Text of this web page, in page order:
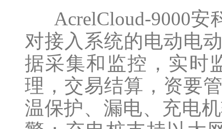
AcrelCloud-9000安
对接入系统的电动电
据采集和监控，实时
理，交易结算，资要
温保护、漏电、充电